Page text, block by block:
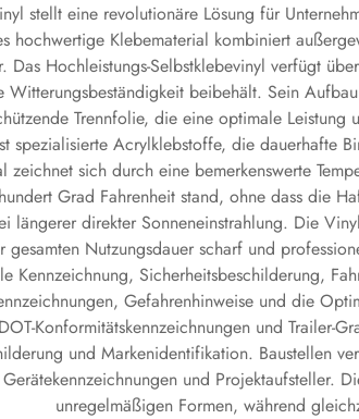
stellt eine revolutionäre Lösung für
hochwertige Klebematerial kombiniert
Das Hochleistungs-Selbstklebevinyl verfügt
beibehält. Sein
Trennfolie, die eine optimale
spezialisierte Acrylklebstoffe, die dauerhafte
zeichnet sich durch eine bemerkenswerte
Grad Fahrenheit stand, ohne dass die
längerer direkter Sonneneinstrahlung. Die
gesamten Nutzungsdauer scharf und
Kennzeichnung, Sicherheitsbeschilderung,
Gefahrenhinweise und die
Konformitätskennzeichnungen und Trailer-
und Markenidentifikation. Baustellen
und Projektaufsteller.
unregelmäßigen Formen, während